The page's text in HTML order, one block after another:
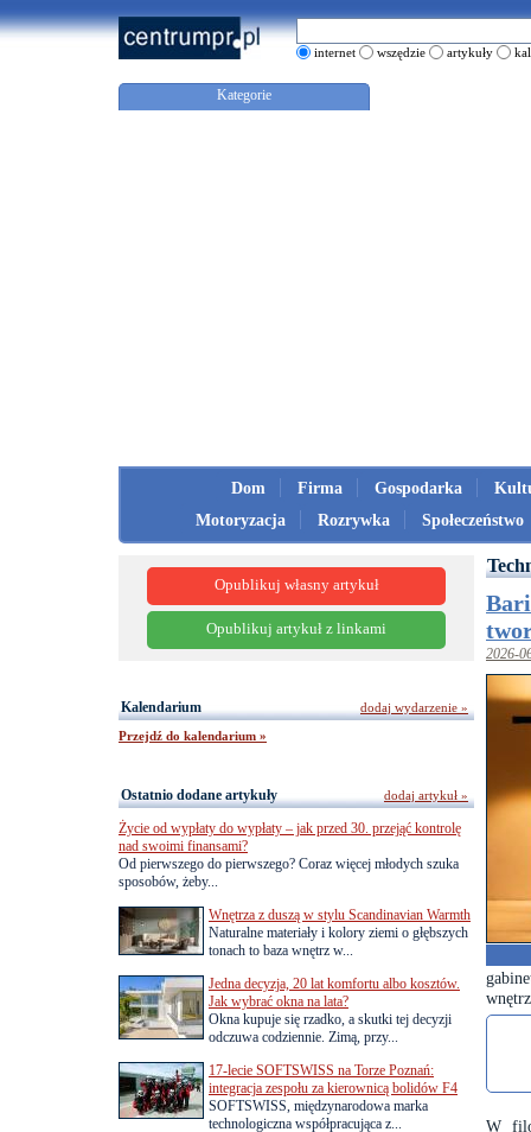
internet wszędzie artykuły
Kategorie
Dom Firma Gospodarka
Motoryzacja
Rozrywka Społeczeństwo
2026-
W
Opublikuj własny artykuł
Opublikuj artykuł z linkami
Kalendarium
Przejdź do kalendarium »
dodaj wydarzenie »
Ostatnio dodane artykuły
Życie od wypłaty do wypłaty – jak przed 30. przejąć kontrolę
nad swoimi finansami?
Od pierwszego do pierwszego? Coraz więcej młodych szuka
sposobów, żeby...
Wnętrza z duszą w stylu Scandinavian Warmth
Naturalne materiały i kolory ziemi o głębszych
tonach to baza wnętrz w...
Jedna decyzja, 20 lat komfortu albo kosztów.
Jak wybrać okna na lata?
Okna kupuje się rzadko, a skutki tej decyzji
odczuwa codziennie. Zimą, przy...
17-lecie SOFTSWISS na Torze Poznań:
integracja zespołu za kierownicą bolidów F4
SOFTSWISS, międzynarodowa marka
technologiczna współpracująca z...
dodaj artykuł »